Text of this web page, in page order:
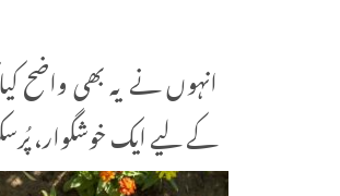
انہوں نے یہ بھی واضح
کے لیے ایک خوشگوار،